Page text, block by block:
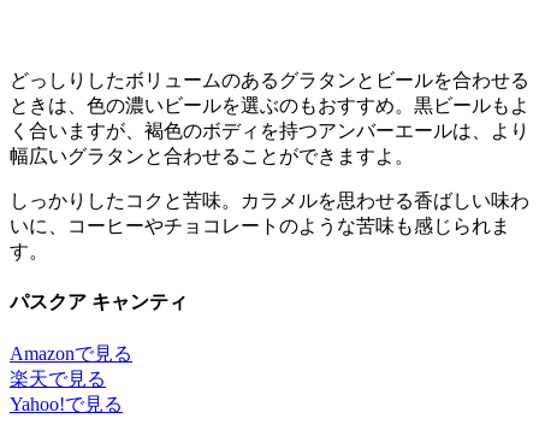
どっしりしたボリュームのあるグラタンとビールを合わせる
ときは、色の濃いビールを選ぶのもおすすめ。黒ビールもよ
く合いますが、褐色のボディを持つアンバーエールは、より
幅広いグラタンと合わせることができますよ。
しっかりしたコクと苦味。カラメルを思わせる香ばしい味わ
いに、コーヒーやチョコレートのような苦味も感じられま
す。
パスクア キャンティ
Amazonで見る
楽天で見る
Yahoo!で見る